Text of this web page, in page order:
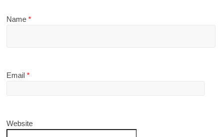
Name*
Email*
Website